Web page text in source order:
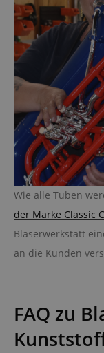
Wie alle Tuben
der Marke Classic
Bläserwerkstatt
an die Kunden
FAQ zu